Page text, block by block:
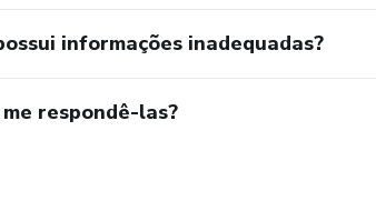
informações inadequadas?
respondê-las?